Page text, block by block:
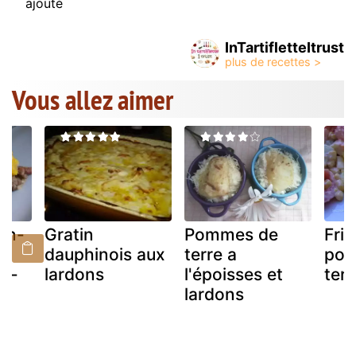
InTartifletteItrust
Vous allez aimer
Gratin
dauphinois aux
lardons
Pommes de
terre a
l'époisses et
lardons